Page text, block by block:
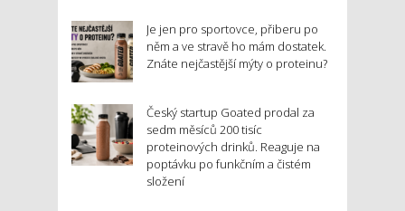
Je jen pro sportovce, přiberu po
něm a ve stravě ho mám dostatek.
Znáte nejčastější mýty o proteinu?
Český startup Goated prodal za
sedm měsíců 200 tisíc
proteinových drinků. Reaguje na
poptávku po funkčním a čistém
složení